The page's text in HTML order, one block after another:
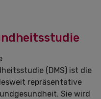
(DMS) ist die
repräsentative
Sie wird